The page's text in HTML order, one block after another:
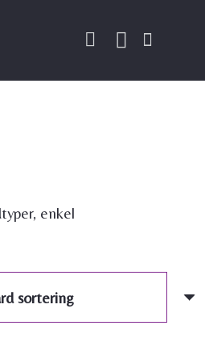
enkel